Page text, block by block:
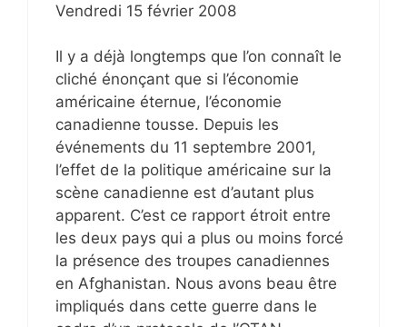
Vendredi 15 février 2008
Il y a déjà longtemps que l’on connaît le
cliché énonçant que si l’économie
américaine éternue, l’économie
canadienne tousse. Depuis les
événements du 11 septembre 2001,
l’effet de la politique américaine sur la
scène canadienne est d’autant plus
apparent. C’est ce rapport étroit entre
les deux pays qui a plus ou moins forcé
la présence des troupes canadiennes
en Afghanistan. Nous avons beau être
impliqués dans cette guerre dans le